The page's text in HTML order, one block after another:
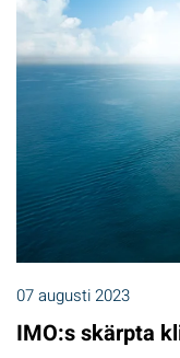
07 augusti 2023
IMO:s skärpta